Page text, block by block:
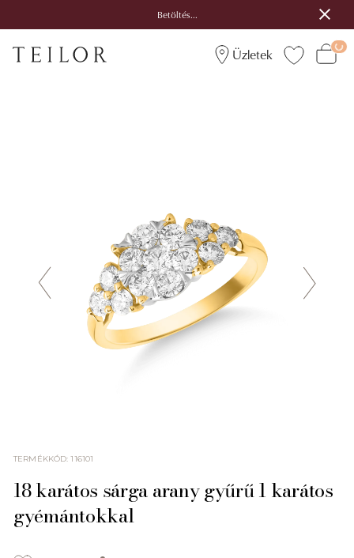
Betöltés...
Üzletek
TERMÉKKÓD:116101
18 karátos sárga arany gyűrű 1 karátos
gyémántokkal